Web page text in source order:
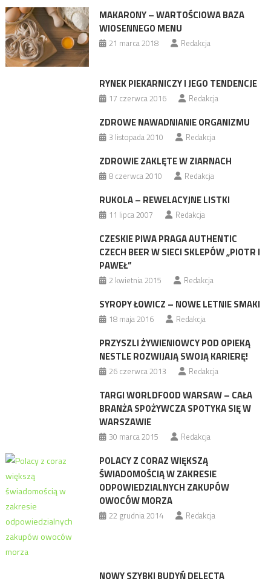
MAKARONY – WARTOŚCIOWA BAZA
WIOSENNEGO MENU
21 marca 2018 Redakcja
RYNEK PIEKARNICZY I JEGO TENDENCJE
17 czerwca 2016 Redakcja
ZDROWE NAWADNIANIE ORGANIZMU
3 listopada 2010 Redakcja
ZDROWIE ZAKLĘTE W ZIARNACH
8 czerwca 2010 Redakcja
RUKOLA – REWELACYJNE LISTKI
11 lipca 2007 Redakcja
CZESKIE PIWA PRAGA AUTHENTIC
CZECH BEER W SIECI SKLEPÓW „PIOTR I
PAWEŁ”
2 kwietnia 2015 Redakcja
SYROPY ŁOWICZ – NOWE LETNIE SMAKI
18 maja 2016 Redakcja
PRZYSZLI ŻYWIENIOWCY POD OPIEKĄ
NESTLE ROZWIJAJĄ SWOJĄ KARIERĘ!
26 czerwca 2013 Redakcja
TARGI WORLDFOOD WARSAW – CAŁA
BRANŻA SPOŻYWCZA SPOTYKA SIĘ W
WARSZAWIE
30 marca 2015 Redakcja
POLACY Z CORAZ WIĘKSZĄ
ŚWIADOMOŚCIĄ W ZAKRESIE
ODPOWIEDZIALNYCH ZAKUPÓW
OWOCÓW MORZA
22 grudnia 2014 Redakcja
NOWY SZYBKI BUDYŃ DELECTA